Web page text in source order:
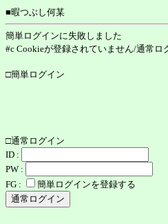
■暇つぶし何某
簡単ログインに失敗しました
#c Cookieが登録されていません/通常ロ
□簡単ログイン
□通常ログイン
ID :
PW :
FG :
簡単ログインを登録する